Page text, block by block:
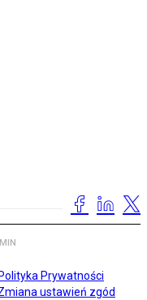
Polityka Prywatności
ustawień zgód